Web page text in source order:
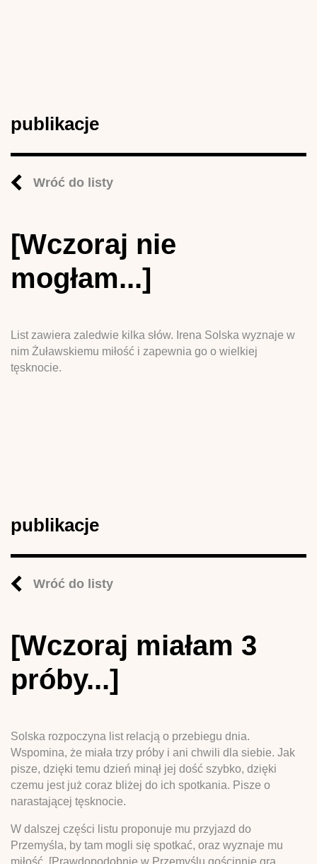
publikacje
Wróć do listy
[Wczoraj nie
mogłam...]
List zawiera zaledwie kilka słów. Irena Solska wyznaje w
nim Żuławskiemu miłość i zapewnia go o wielkiej
tęsknocie.
publikacje
Wróć do listy
[Wczoraj miałam 3
próby...]
Solska rozpoczyna list relacją o przebiegu dnia.
Wspomina, że miała trzy próby i ani chwili dla siebie. Jak
pisze, dzięki temu dzień minął jej dość szybko, dzięki
czemu jest już coraz bliżej do ich spotkania. Pisze o
narastającej tęsknocie.
W dalszej części listu proponuje mu przyjazd do
Przemyśla, by tam mogli się spotkać, oraz wyznaje mu
miłość. [Prawdopodobnie w Przemyślu gościnnie gra